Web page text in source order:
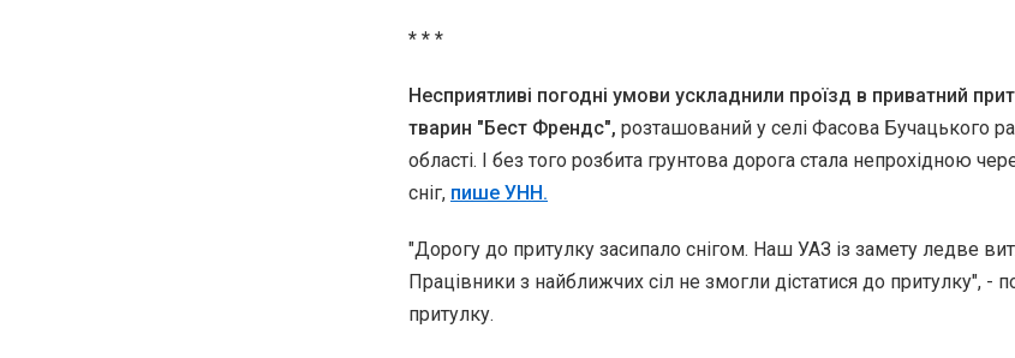
* * *
Несприятливі погодні умови ускладнили проїзд в приватний
тварин "Бест Френдс", розташований у селі Фасова Бучацького
області. І без того розбита грунтова дорога стала непрохідною
сніг, пише УНН.
"Дорогу до притулку засипало снігом. Наш УАЗ із замету ледве
Працівники з найближчих сіл не змогли дістатися до притулку", -
притулку.